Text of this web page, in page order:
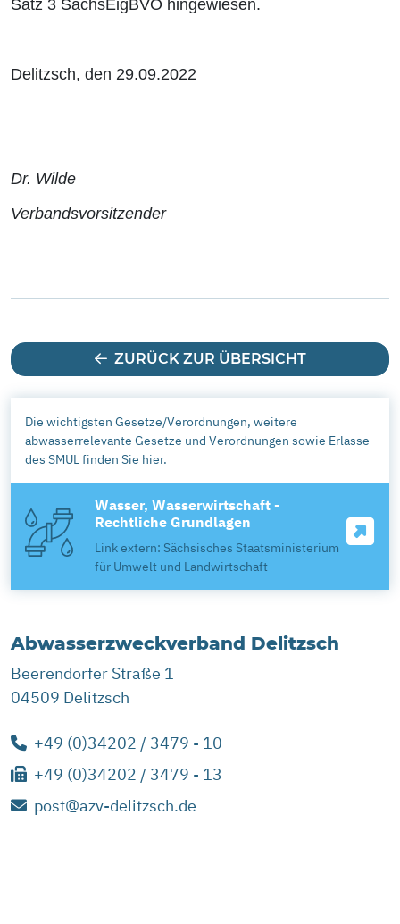
Satz 3 SächsEigBVO hingewiesen.
Delitzsch, den 29.09.2022
Dr. Wilde
Verbandsvorsitzender
ZURÜCK ZUR ÜBERSICHT
Die wichtigsten Gesetze/Verordnungen, weitere
abwasserrelevante Gesetze und Verordnungen sowie Erlasse
des SMUL finden Sie hier.
Wasser, Wasserwirtschaft -
Rechtliche Grundlagen
Link extern: Sächsisches Staatsministerium
für Umwelt und Landwirtschaft
Abwasserzweckverband Delitzsch
Beerendorfer Straße 1
04509 Delitzsch
+49 (0)34202 / 3479 - 10
+49 (0)34202 / 3479 - 13
post@azv-delitzsch.de